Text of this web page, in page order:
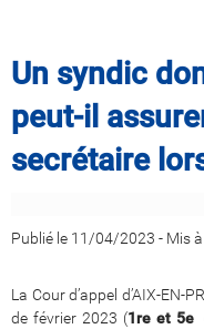
Un syndic
peut-il
secrétaire
Publié le 11/04/2023 - Mis
La Cour d’appel d’AIX-EN-
de février 2023 (1re et 5e